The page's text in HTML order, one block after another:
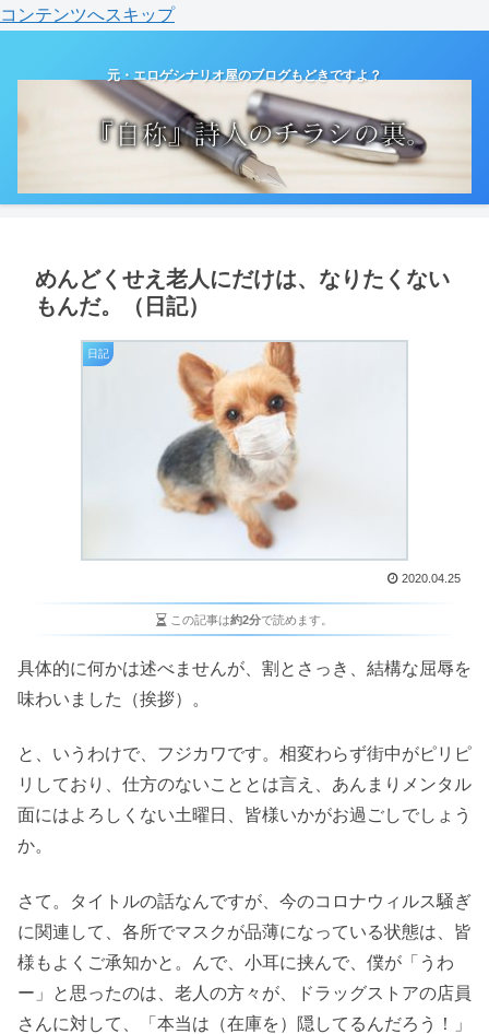
コンテンツへスキップ
元・エロゲシナリオ屋のブログもどきですよ？
めんどくせえ老人にだけは、なりたくない
もんだ。（日記）
日記
2020.04.25
この記事は約2分で読めます。
具体的に何かは述べませんが、割とさっき、結構な屈辱を
味わいました（挨拶）。
と、いうわけで、フジカワです。相変わらず街中がピリピ
リしており、仕方のないこととは言え、あんまりメンタル
面にはよろしくない土曜日、皆様いかがお過ごしでしょう
か。
さて。タイトルの話なんですが、今のコロナウィルス騒ぎ
に関連して、各所でマスクが品薄になっている状態は、皆
様もよくご承知かと。んで、小耳に挟んで、僕が「うわ
ー」と思ったのは、老人の方々が、ドラッグストアの店員
さんに対して、「本当は（在庫を）隠してるんだろう！」